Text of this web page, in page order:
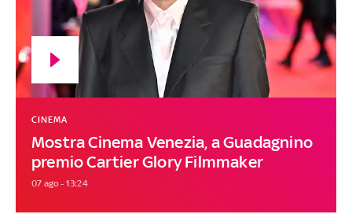
Mostra Cinema Venezia, a Guadagnino
premio Cartier Glory Filmmaker
CINEMA
07 ago - 13:24